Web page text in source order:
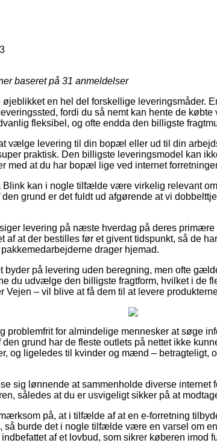
baseret på 31 anmeldelser
en hel del forskellige leveringsmåder.
fordi du så nemt kan hente de købte
fleksibel, og ofte endda den billigste
vælge levering til din bopæl eller ud til din
praktisk. Den billigste leveringsmodel kan
med at du har bopæl lige ved internet
Blink kan i nogle tilfælde være virkelig relevant
den grund er det fuldt ud afgørende at vi
levering på næste hverdag på deres primære
af at der bestilles før et givent tidspunkt, så de
drager hjemad.
byder på levering uden beregning, men ofte
du udvælge den billigste fragtform, hvilket i de
Vejen – vil blive at få dem til at levere
problemfrit for almindelige mennesker at søge
den grund har de fleste outlets på nettet ikke
og ligeledes til kvinder og mænd – betragteligt,
sig lønnende at sammenholde diverse internet
således at du er usvigeligt sikker på at
på, at i tilfælde af at en e-forretning
så burde det i nogle tilfælde være en varsel om
af et lovbud, som sikrer køberen imod